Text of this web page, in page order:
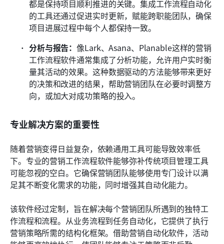
都是保持项目顺利推进的关键。集成工作流程自动化
的工具还通过促进实时更新，赋能跨职能团队，确保
项目进展过程中每个人都保持一致。
分析与报告：像Lark、Asana、Planable这样的营销
工作流程软件通常集成了分析功能，允许用户实时衡
量其活动的效果。这种数据驱动的方法能够带来更好
的决策和改进的结果，帮助营销团队在必要时调整方
向，或加大对成功策略的投入。
专业解决方案的重要性
随着营销变得日益复杂，依赖通用工具可能导致效率低
下。专业的营销工作流程软件能够弥补传统项目管理工具
可能忽视的空白。它确保营销团队能够使用专门设计以满
足其不断变化需求的功能，同时增强其自动化能力。
该软件经过定制，旨在解决每个营销团队所遇到的独特工
作流程和流程。从业务流程到任务自动化，它提供了执行
营销策略所需的结构化框架。借助营销自动化软件，活动